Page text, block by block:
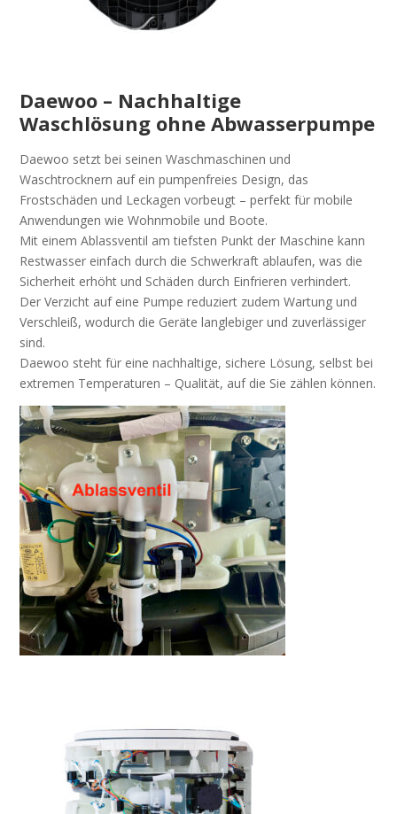
Daewoo – Nachhaltige
Waschlösung ohne Abwasserpumpe
Daewoo setzt bei seinen Waschmaschinen und
Waschtrocknern auf ein pumpenfreies Design, das
Frostschäden und Leckagen vorbeugt – perfekt für mobile
Anwendungen wie Wohnmobile und Boote.
Mit einem Ablassventil am tiefsten Punkt der Maschine kann
Restwasser einfach durch die Schwerkraft ablaufen, was die
Sicherheit erhöht und Schäden durch Einfrieren verhindert.
Der Verzicht auf eine Pumpe reduziert zudem Wartung und
Verschleiß, wodurch die Geräte langlebiger und zuverlässiger
sind.
Daewoo steht für eine nachhaltige, sichere Lösung, selbst bei
extremen Temperaturen – Qualität, auf die Sie zählen können.